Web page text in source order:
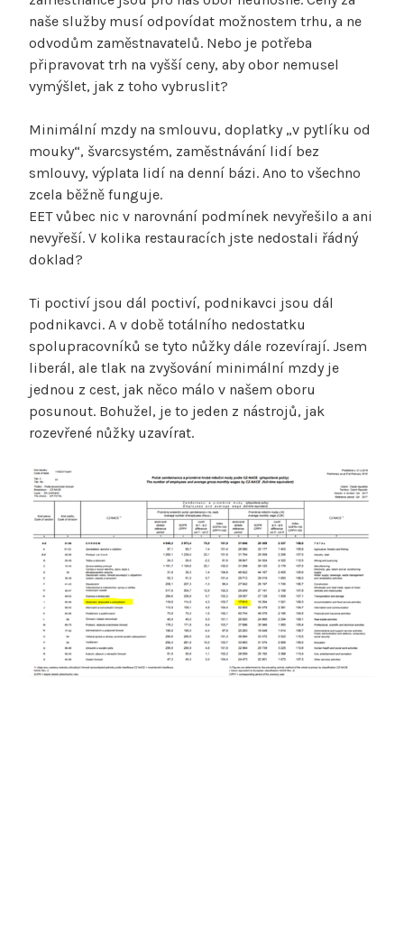
naše služby musí odpovídat možnostem trhu, a ne
odvodům zaměstnavatelů. Nebo je potřeba
připravovat trh na vyšší ceny, aby obor nemusel
vymýšlet, jak z toho vybruslit?
Minimální mzdy na smlouvu, doplatky „v pytlíku od
mouky“, švarcsystém, zaměstnávání lidí bez
smlouvy, výplata lidí na denní bázi. Ano to všechno
zcela běžně funguje.
EET vůbec nic v narovnání podmínek nevyřešilo a ani
nevyřeší. V kolika restauracích jste nedostali řádný
doklad?
Ti poctiví jsou dál poctiví, podnikavci jsou dál
podnikavci. A v době totálního nedostatku
spolupracovníků se tyto nůžky dále rozevírají. Jsem
liberál, ale tlak na zvyšování minimální mzdy je
jednou z cest, jak něco málo v našem oboru
posunout. Bohužel, je to jeden z nástrojů, jak
rozevřené nůžky uzavírat.